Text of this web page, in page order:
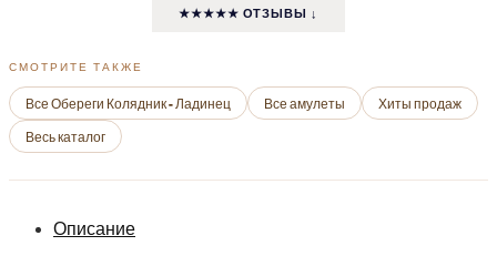
★★★★★ ОТЗЫВЫ ↓
СМОТРИТЕ ТАКЖЕ
Все Обереги Колядник - Ладинец Все амулеты
Хиты продаж
Весь каталог
Описание